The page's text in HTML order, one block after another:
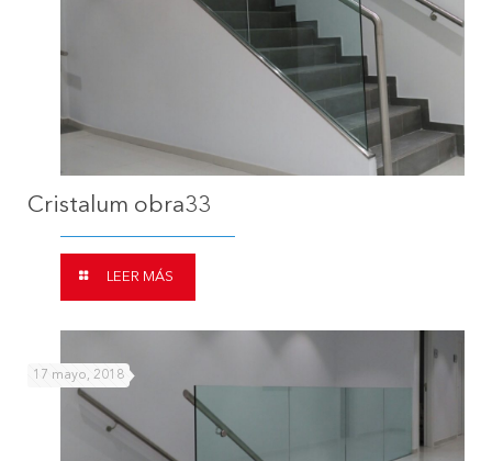
Cristalum obra33
LEER MÁS
17 mayo, 2018